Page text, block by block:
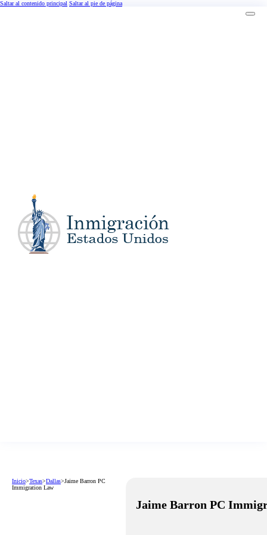
Saltar al contenido principal Saltar al pie de página
Inicio>Texas>Dallas>Jaime Barron PC
Immigration Law
Jaime Barron PC